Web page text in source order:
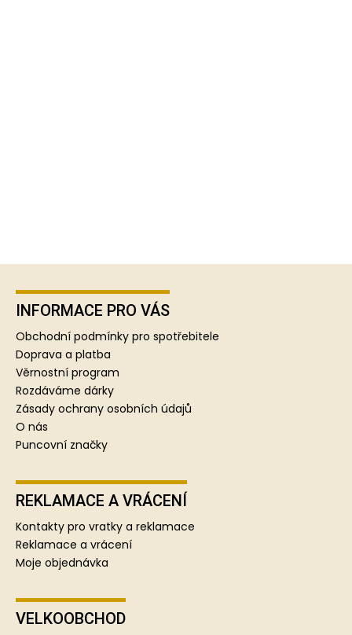
Z
INFORMACE PRO VÁS
Obchodní podmínky pro spotřebitele
Doprava a platba
Věrnostní program
Rozdáváme dárky
Zásady ochrany osobních údajů
O nás
Puncovní značky
REKLAMACE A VRÁCENÍ
Kontakty pro vratky a reklamace
Reklamace a vrácení
Moje objednávka
VELKOOBCHOD